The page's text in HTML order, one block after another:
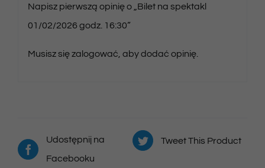
Napisz pierwszą opinię o „Bilet na spektakl
01/02/2026 godz. 16:30”
Musisz sięzalogować , aby dodać opinię.
Udostępnij na
Facebooku
Tweet This Product